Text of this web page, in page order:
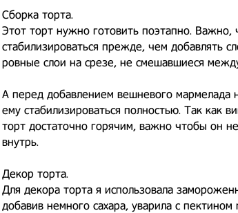
Сборка торта.
Этот торт нужно готовить поэтапно.
стабилизироваться прежде, чем добавлять
ровные слои на срезе, не смешавшиеся
А перед добавлением вешневого мармелада
ему стабилизироваться полностью. Так как
торт достаточно горячим, важно чтобы он
внутрь.
Декор торта.
Для декора торта я использовала
добавив немного сахара, уварила с